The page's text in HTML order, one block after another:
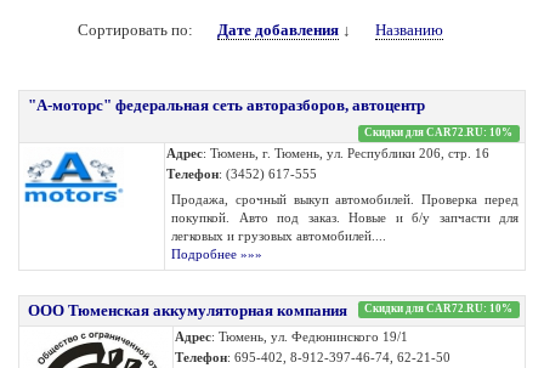
Сортировать по: Дате добавления↓ Названию
"А-моторс" федеральная сеть авторазборов, автоцентр
Скидки для CAR72.RU: 10%
Адрес: Тюмень, г. Тюмень, ул. Республики 206, стр. 16
Телефон: (3452) 617-555
Продажа, срочный выкуп автомобилей. Проверка перед
покупкой. Авто под заказ. Новые и б/у запчасти для
легковых и грузовых автомобилей....
Подробнее »»»
ООО Тюменская аккумуляторная компания Скидки для CAR72.RU: 10%
Адрес: Тюмень, ул. Федюнинского 19/1
Телефон: 695-402, 8-912-397-46-74, 62-21-50